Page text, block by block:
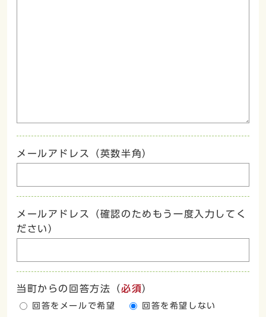
メールアドレス（英数半角）
メールアドレス（確認のためもう一度入力してく
ださい）
当町からの回答方法 （必須）
回答をメールで希望 回答を希望しない